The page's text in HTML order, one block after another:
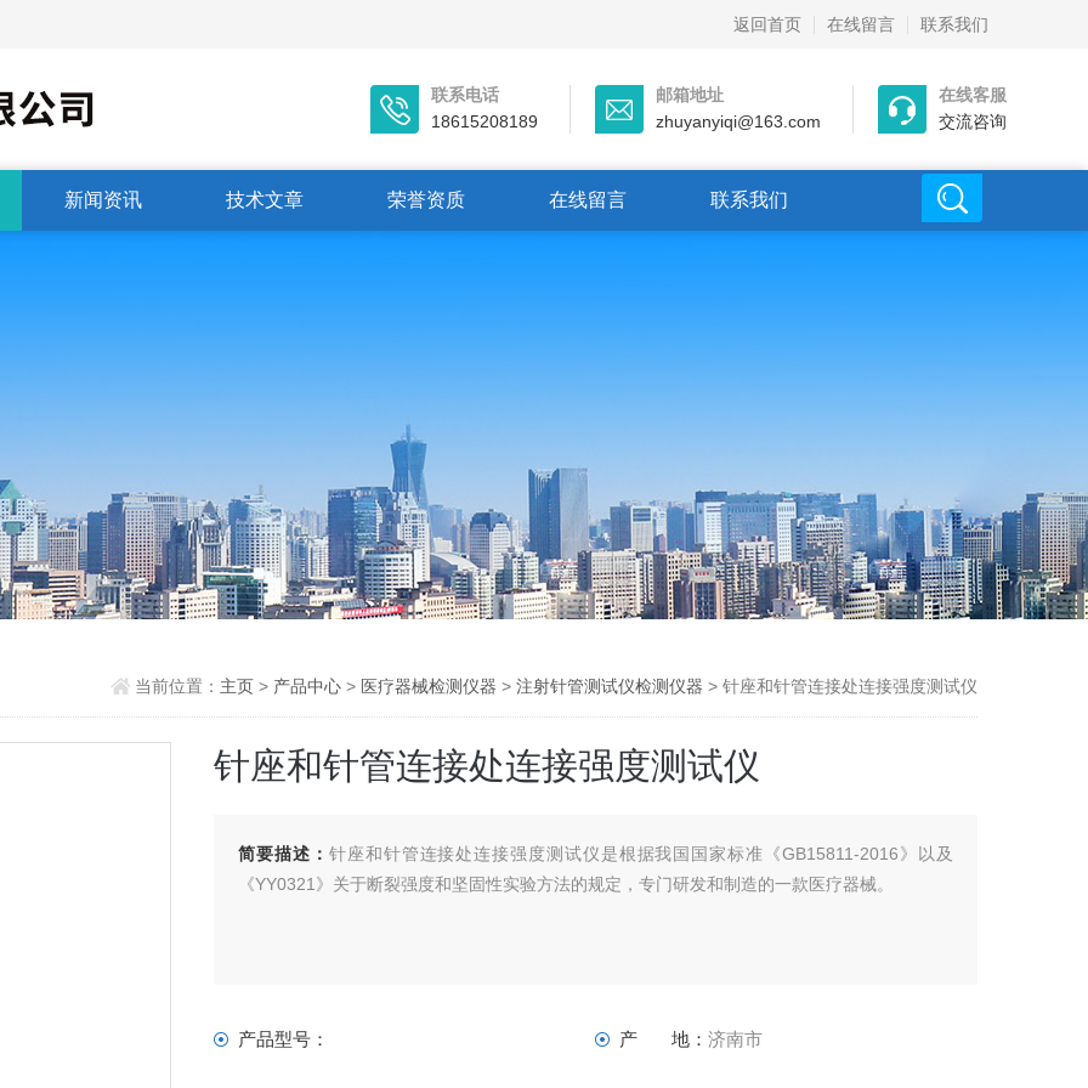
返回首页 在线留言 联系我们
联系电话
18615208189
邮箱地址
zhuyanyiqi@163.com
在线客服
交流咨询
新闻资讯 技术文章 荣誉资质 在线留言 联系我们
当前位置： 主页 > 产品中心> 医疗器械检测仪器 > 注射针管测试仪检测仪器 > 针座和针管连接处连接强度测试仪
针座和针管连接处连接强度测试仪
简要描述： 针座和针管连接处连接强度测试仪是根据我国国家标准《GB15811-2016》以及
《YY0321》关于断裂强度和坚固性实验方法的规定，专门研发和制造的一款医疗器械。
产品型号： 产 地：济南市